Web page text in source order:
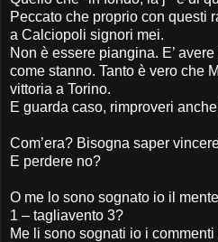
Peccato che proprio con questi
a Calciopoli signori mei.
Non è essere piangina. E’
come stanno. Tanto è vero che
vittoria a Torino.
E guarda caso, rimproveri
Com’era? Bisogna saper
E perdere no?
O me lo sono sognato io il
1 – tagliavento 3?
Me li sono sognati io i